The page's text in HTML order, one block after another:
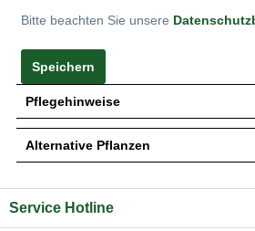
Bitte beachten Sie unsere
Speichern
Pflegehinweise
Pflanz- und Pflegetipps
Rocket' / Berberitze 'Red
Alternative Pflanzen
Sie suchen eine Alternative?
Service Hotline